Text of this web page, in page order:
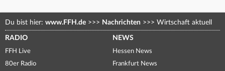
Du bist hier: www.FFH.de >>> Nachrichten >>> Wirtschaft aktuell
RADIO
FFH Live
80er Radio
NEWS
Hessen News
Frankfurt News